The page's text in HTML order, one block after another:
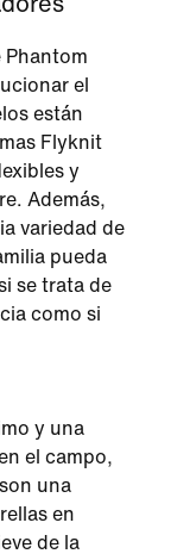
Phantom
el
están
Flyknit
y
Además,
variedad de
pueda
se trata de
como si
y una
el campo,
una
en
de la